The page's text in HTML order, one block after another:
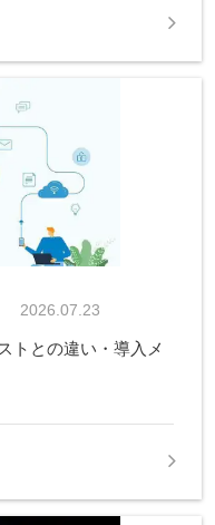
トとの違い・導入メ
2026.07.23